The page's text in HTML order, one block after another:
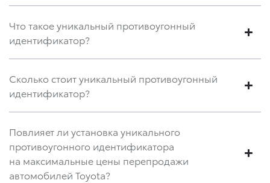
Что такое уникальный противоугонный
идентификатор?
Сколько стоит уникальный противоугонный
идентификатор?
Повлияет ли установка уникального
противоугонного идентификатора
на максимальные цены перепродажи
автомобилей Toyota?